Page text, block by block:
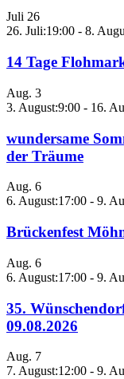
Juli 26
26. Juli:19:00 - 8.
14 Tage
Aug. 3
3. August:9:00 - 16.
wundersame
der Träume
Aug. 6
6. August:17:00 - 9.
Brückenfest
Aug. 6
6. August:17:00 - 9.
35.
09.08.2026
Aug. 7
7. August:12:00 - 9.